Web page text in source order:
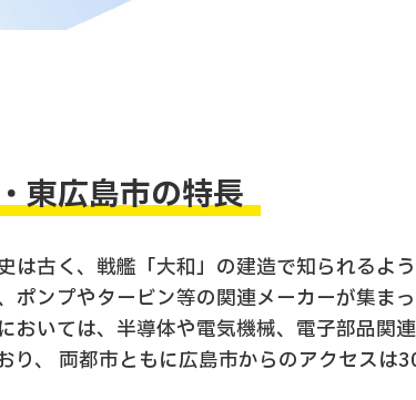
東広島市の特長
は古く、戦艦「大和」の建造で知られるよ
ポンプやタービン等の関連メーカーが集まっ
おいては、半導体や電気機械、電子部品関
り、 両都市ともに広島市からのアクセスは